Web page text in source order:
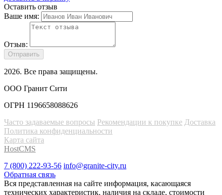
Оставить отзыв
Ваше имя:
Отзыв:
Отправить
2026. Все права защищены.
ООО Гранит Сити
ОГРН 1196658088626
Часто задаваемые вопросы Рекомендации к покупке Доставка
Политика конфиденциальности
Карта сайта
HostCMS
7 (800) 222-93-56 info@granite-city.ru
Обратная связь
Вся представленная на сайте информация, касающаяся
технических характеристик, наличия на складе, стоимости